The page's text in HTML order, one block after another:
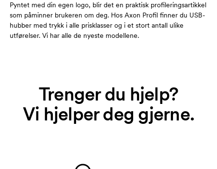
Pyntet med din egen logo, blir det en praktisk profileringsartikkel
som påminner brukeren om deg. Hos Axon Profil finner du USB-
hubber med trykk i alle prisklasser og i et stort antall ulike
utførelser. Vi har alle de nyeste modellene.
Trenger du hjelp?
Vi hjelper deg gjerne.